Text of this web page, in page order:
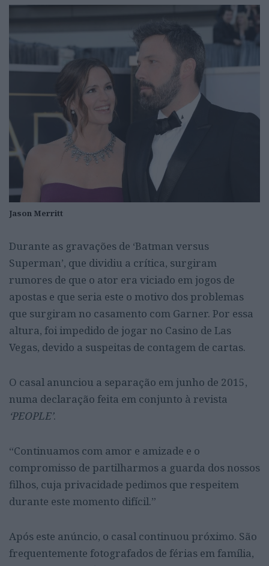
Jason Merritt
Durante as gravações de ‘Batman versus
Superman’, que dividiu a crítica, surgiram
rumores de que o ator era viciado em jogos de
apostas e que seria este o motivo dos problemas
que surgiram no casamento com Garner. Por essa
altura, foi impedido de jogar no Casino de Las
Vegas, devido a suspeitas de contagem de cartas.
O casal anunciou a separação em junho de 2015,
numa declaração feita em conjunto à revista
‘PEOPLE’.
“Continuamos com amor e amizade e o
compromisso de partilharmos a guarda dos nossos
filhos, cuja privacidade pedimos que respeitem
durante este momento difícil.”
Após este anúncio, o casal continuou próximo. São
frequentemente fotografados de férias em família,